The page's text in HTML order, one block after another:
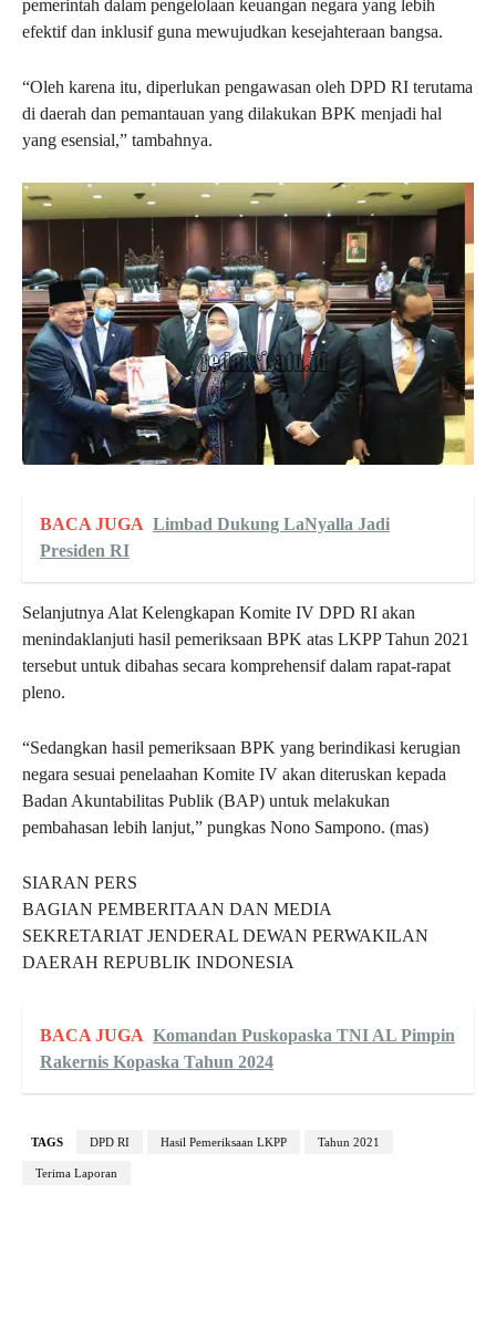
pemerintah dalam pengelolaan keuangan negara yang lebih
efektif dan inklusif guna mewujudkan kesejahteraan bangsa.
“Oleh karena itu, diperlukan pengawasan oleh DPD RI terutama
di daerah dan pemantauan yang dilakukan BPK menjadi hal
yang esensial,” tambahnya.
BACA JUGA Limbad Dukung LaNyalla Jadi
Presiden RI
Selanjutnya Alat Kelengkapan Komite IV DPD RI akan
menindaklanjuti hasil pemeriksaan BPK atas LKPP Tahun 2021
tersebut untuk dibahas secara komprehensif dalam rapat-rapat
pleno.
“Sedangkan hasil pemeriksaan BPK yang berindikasi kerugian
negara sesuai penelaahan Komite IV akan diteruskan kepada
Badan Akuntabilitas Publik (BAP) untuk melakukan
pembahasan lebih lanjut,” pungkas Nono Sampono. (mas)
SIARAN PERS
BAGIAN PEMBERITAAN DAN MEDIA
SEKRETARIAT JENDERAL DEWAN PERWAKILAN
DAERAH REPUBLIK INDONESIA
BACA JUGA Komandan Puskopaska TNI AL Pimpin
Rakernis Kopaska Tahun 2024
TAGS DPD RI Hasil Pemeriksaan LKPP Tahun 2021
Terima Laporan